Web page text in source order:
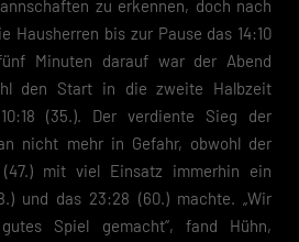
zu erkennen, doch nach
Hausherren bis zur Pause das 14:10
Minuten darauf war der Abend
den Start in die zweite Halbzeit
(35.). Der verdiente Sieg der
nicht mehr in Gefahr, obwohl der
mit viel Einsatz immerhin ein
und das 23:28 (60.) machte. „Wir
Spiel gemacht“, fand Hühn,
erklärst du dich mit der Verwendung der
bitten dich um Verständnis, dass du ohne
unser Angebot nicht nutzen
bist und deine Zustimmung zu freiwilligen
du deine Erziehungsberechtigten um
über alle verwendeten Cookies. Sie
Kategorien geben oder sich weitere
und so nur bestimmte Cookies